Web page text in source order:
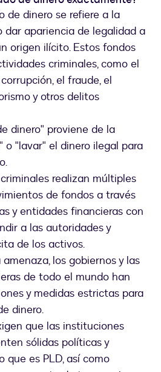
de dinero se refiere a la
dar apariencia de legalidad a
origen ilícito. Estos fondos
criminales, como el
el fraude, el
y otros delitos
dinero" proviene de la
o "lavar" el dinero ilegal para
realizan múltiples
de fondos a través
y entidades financieras con
a las autoridades y
de los activos.
los gobiernos y las
de todo el mundo han
y medidas estrictas para
dinero.
que las instituciones
sólidas políticas y
que es PLD, así como